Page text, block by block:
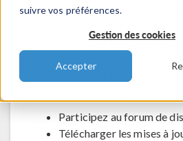
suivre vos préférences.
Gestion des cookies
Accepter
Modifier les informations
Contacter le support
Voir les inscriptions aux
Accéder à COMSOL
Participez au forum de
Télécharger les mises à